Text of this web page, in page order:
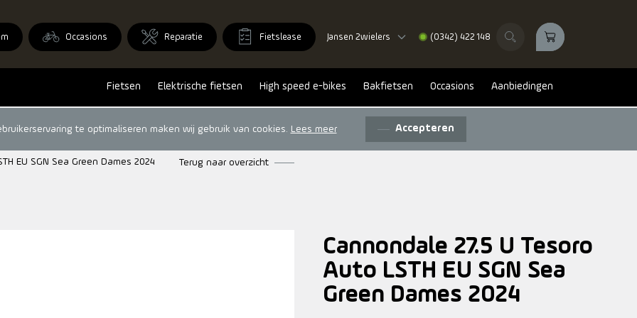
Occasions Reparatie Fietslease Jansen 2wielers (0342) 422 148
Fietsen Elektrische fietsen High speed e-bikes Bakfietsen Occasions Aanbiedingen
te optimaliseren maken wij gebruik van cookies. Lees meer Accepteren
EU SGN Sea Green Dames 2024 Terug naar overzicht
Cannondale 27.5 U Tesoro
Auto LSTH EU SGN Sea
Green Dames 2024